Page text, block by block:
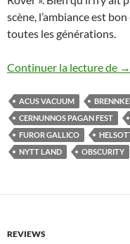
scène, l’ambiance est
toutes les générations.
Continuer la lecture de →
ACUS VACUUM
CERNUNNOS PAGAN FEST
FUROR GALLICO
NYTT LAND
OBSCURITY
REVIEWS